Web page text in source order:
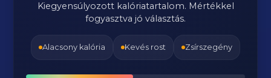
Kiegyensúlyozott kalóriatartalom. Mértékkel
fogyasztva jó választás.
Alacsony kalória Kevés rost Zsírszegény